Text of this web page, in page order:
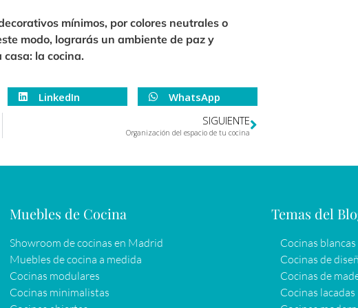
mínimos, por colores neutrales o
modo, lograrás un ambiente de paz y
la cocina.
LinkedIn
WhatsApp
SIGUIENTE
Organización del espacio de tu cocina
Muebles de Cocina
Showroom de cocinas en Madrid
Muebles de cocina a medida
Cocinas modulares
Cocinas minimalistas
Temas del
Cocinas blancas
Cocinas de
Cocinas de
Cocinas lacadas